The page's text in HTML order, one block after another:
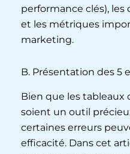
performance clés),
et les métriques
marketing.
B. Présentation des 5
Bien que les
soient un outil
certaines erreurs
efficacité. Dans cet